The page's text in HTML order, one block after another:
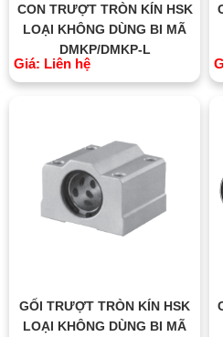
CON TRƯỢT TRÒN KÍN HSK
LOẠI KHÔNG DÙNG BI MÃ
DMKP/DMKP-L
Giá: Liên hệ
GỐI TRƯỢT TRÒN KÍN HSK
LOẠI KHÔNG DÙNG BI MÃ